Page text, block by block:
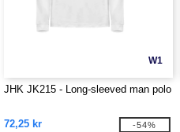
W1
JHK JK215 - Long-sleeved man polo
72,25 kr -54%